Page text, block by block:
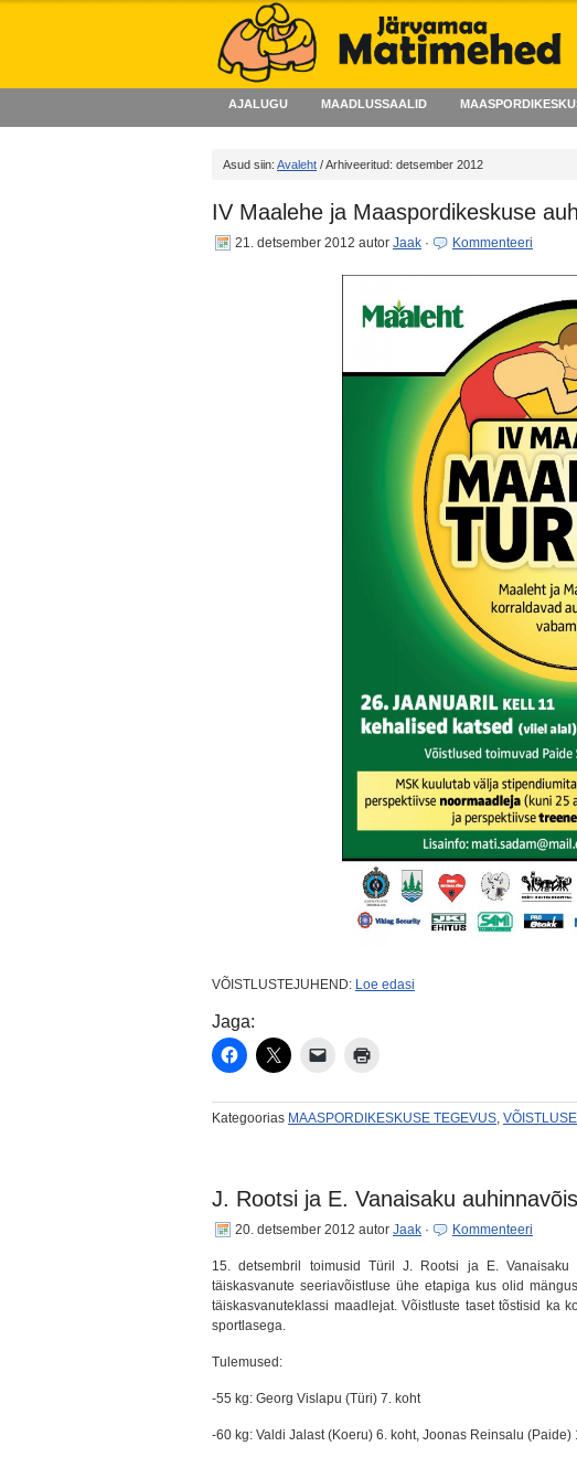
AJALUGU MAADLUSSAALID
Asud siin: Avaleht / Arhiveeritud: detsember 2012
IV Maalehe ja Maaspordikeskuse
21. detsember 2012 autor Jaak · Kommenteeri
VÕISTLUSTEJUHEND: Loe edasi
Jaga:
Kategoorias MAASPORDIKESKUSE TEGEVUS,
J. Rootsi ja E. Vanaisaku
20. detsember 2012 autor Jaak · Kommenteeri
15. detsembril toimusid Türil J. Rootsi ja E. Vanaisaku
täiskasvanute seeriavõistluse ühe etapiga kus olid
täiskasvanuteklassi maadlejat. Võistluste taset tõstisid ka
sportlasega.
Tulemused:
-55 kg: Georg Vislapu (Türi) 7. koht
-60 kg: Valdi Jalast (Koeru) 6. koht, Joonas Reinsalu